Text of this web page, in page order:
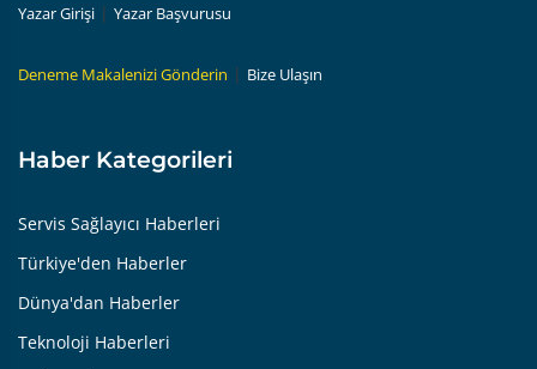
Yazar Girişi | Yazar Başvurusu
Deneme Makalenizi Gönderin | Bize Ulaşın
Haber Kategorileri
Servis Sağlayıcı Haberleri
Türkiye'den Haberler
Dünya'dan Haberler
Teknoloji Haberleri